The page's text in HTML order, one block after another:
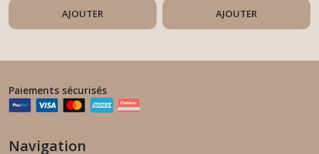
AJOUTER AJOUTER
Paiements sécurisés
Navigation